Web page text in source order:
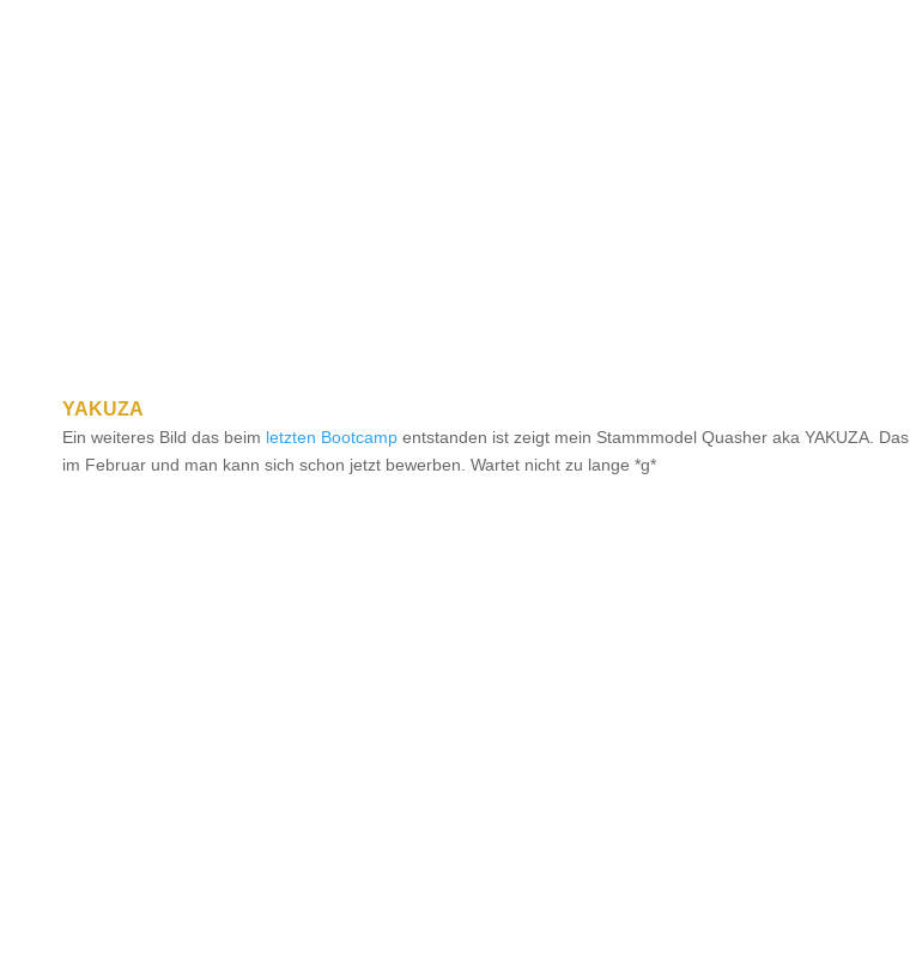
YAKUZA
Ein weiteres Bild das beim letzten Bootcamp entstanden ist zeigt mein Stammmodel Quasher aka YAKUZA. Das
im Februar und man kann sich schon jetzt bewerben. Wartet nicht zu lange *g*